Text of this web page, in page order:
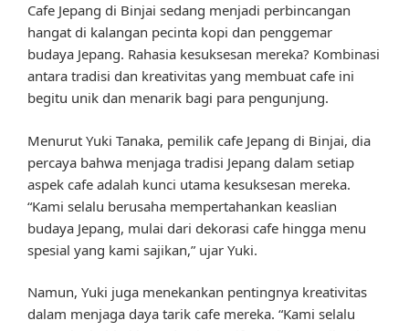
Cafe Jepang di Binjai sedang menjadi perbincangan
hangat di kalangan pecinta kopi dan penggemar
budaya Jepang. Rahasia kesuksesan mereka? Kombinasi
antara tradisi dan kreativitas yang membuat cafe ini
begitu unik dan menarik bagi para pengunjung.
Menurut Yuki Tanaka, pemilik cafe Jepang di Binjai, dia
percaya bahwa menjaga tradisi Jepang dalam setiap
aspek cafe adalah kunci utama kesuksesan mereka.
“Kami selalu berusaha mempertahankan keaslian
budaya Jepang, mulai dari dekorasi cafe hingga menu
spesial yang kami sajikan,” ujar Yuki.
Namun, Yuki juga menekankan pentingnya kreativitas
dalam menjaga daya tarik cafe mereka. “Kami selalu